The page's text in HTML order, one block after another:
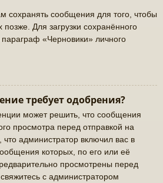
сохранять сообщения для того, чтобы
позже. Для загрузки сохранённого
«Черновики» личного
требует одобрения?
может решить, что сообщения
просмотра перед отправкой на
администратор включил вас в
которых, по его или её
просмотрены перед
с администратором